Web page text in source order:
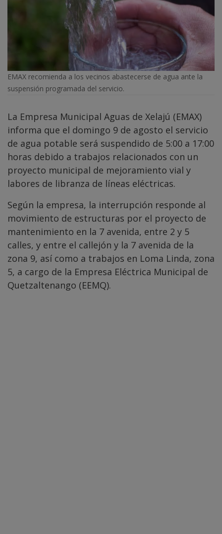
EMAX recomienda a los vecinos abastecerse de agua ante la
suspensión programada del servicio.
La Empresa Municipal Aguas de Xelajú (EMAX)
informa que el domingo 9 de agosto el servicio
de agua potable será suspendido de 5:00 a 17:00
horas debido a trabajos relacionados con un
proyecto municipal de mejoramiento vial y
labores de libranza de líneas eléctricas.
Según la empresa, la interrupción responde al
movimiento de estructuras por el proyecto de
mantenimiento en la 7 avenida, entre 2 y 5
calles, y entre el callejón y la 7 avenida de la
zona 9, así como a trabajos en Loma Linda, zona
5, a cargo de la Empresa Eléctrica Municipal de
Quetzaltenango (EEMQ).